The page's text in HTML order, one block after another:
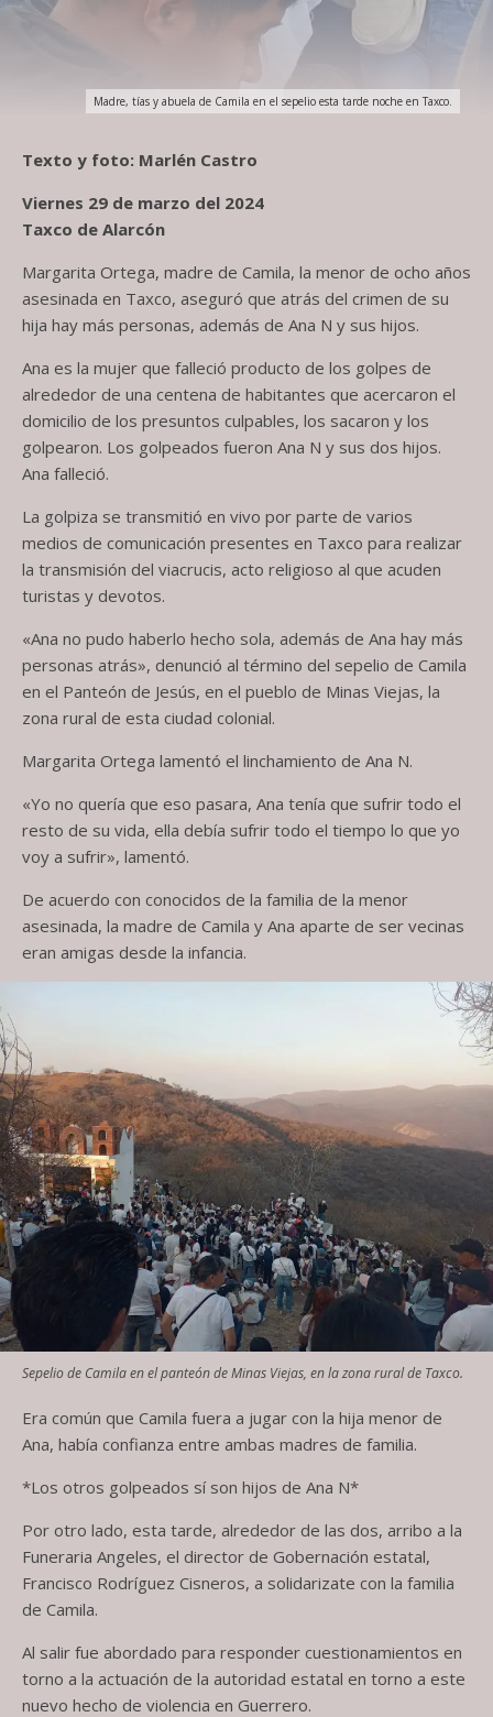
Madre, tías y abuela de Camila en el sepelio esta tarde noche en Taxco.
Texto y foto: Marlén Castro
Viernes 29 de marzo del 2024
Taxco de Alarcón
Margarita Ortega, madre de Camila, la menor de ocho años
asesinada en Taxco, aseguró que atrás del crimen de su
hija hay más personas, además de Ana N y sus hijos.
Ana es la mujer que falleció producto de los golpes de
alrededor de una centena de habitantes que acercaron el
domicilio de los presuntos culpables, los sacaron y los
golpearon. Los golpeados fueron Ana N y sus dos hijos.
Ana falleció.
La golpiza se transmitió en vivo por parte de varios
medios de comunicación presentes en Taxco para realizar
la transmisión del viacrucis, acto religioso al que acuden
turistas y devotos.
«Ana no pudo haberlo hecho sola, además de Ana hay más
personas atrás», denunció al término del sepelio de Camila
en el Panteón de Jesús, en el pueblo de Minas Viejas, la
zona rural de esta ciudad colonial.
Margarita Ortega lamentó el linchamiento de Ana N.
«Yo no quería que eso pasara, Ana tenía que sufrir todo el
resto de su vida, ella debía sufrir todo el tiempo lo que yo
voy a sufrir», lamentó.
De acuerdo con conocidos de la familia de la menor
asesinada, la madre de Camila y Ana aparte de ser vecinas
eran amigas desde la infancia.
Sepelio de Camila en el panteón de Minas Viejas, en la zona rural de Taxco.
Era común que Camila fuera a jugar con la hija menor de
Ana, había confianza entre ambas madres de familia.
*Los otros golpeados sí son hijos de Ana N*
Por otro lado, esta tarde, alrededor de las dos, arribo a la
Funeraria Angeles, el director de Gobernación estatal,
Francisco Rodríguez Cisneros, a solidarizate con la familia
de Camila.
Al salir fue abordado para responder cuestionamientos en
torno a la actuación de la autoridad estatal en torno a este
nuevo hecho de violencia en Guerrero.